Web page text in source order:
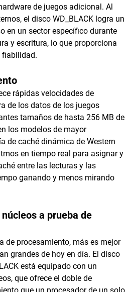
de juegos adicional. Al
el disco WD_BLACK logra un
en un sector específico durante
y escritura, lo que proporciona
fiabilidad.
rápidas velocidades de
de los datos de los juegos
tamaños de hasta 256 MB de
los modelos de mayor
de caché dinámica de Western
en tiempo real para asignar y
entre las lecturas y las
ganando y menos mirando
a prueba de
de procesamiento, más es mejor
grandes de hoy en día. El disco
está equipado con un
que ofrece el doble de